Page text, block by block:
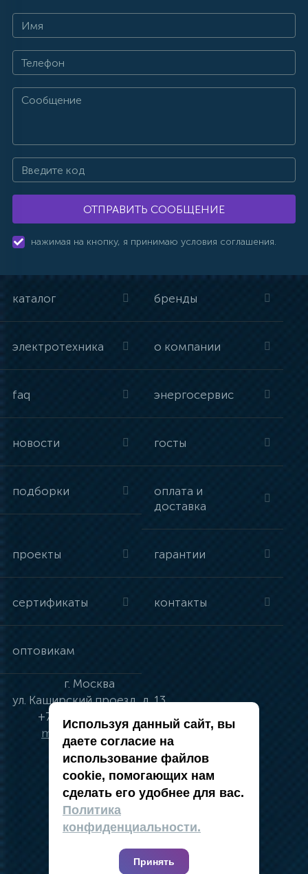
ОТПРАВИТЬ СООБЩЕНИЕ
нажимая на кнопку, я принимаю условия соглашения.
каталог бренды
электротехника о компании
faq энергосервис
новости госты
подборки
оплата и
доставка
проекты гарантии
сертификаты контакты
оптовикам
г. Москва
ул. Каширский проезд, д. 13
+7 (495) 134-41-83
moskva@vincci.ru
политика в отношении обработки
персональных данных
публичная оферта
карта сайта
Используя данный сайт, вы
даете согласие на
использование файлов
cookie, помогающих нам
сделать его удобнее для вас.
Политика
конфиденциальности.
Принять